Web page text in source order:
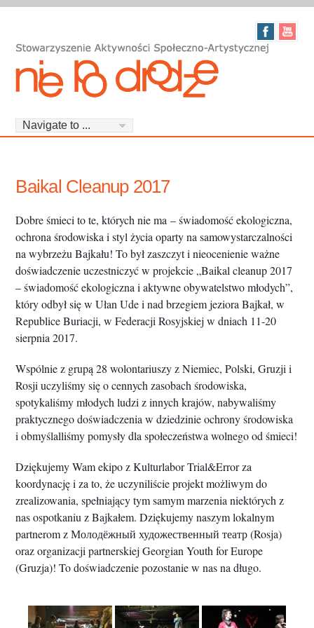
Baikal Cleanup 2017
Dobre śmieci to te, których nie ma – świadomość ekologiczna,
ochrona środowiska i styl życia oparty na samowystarczalności
na wybrzeżu Bajkału! To był zaszczyt i nieocenienie ważne
doświadczenie uczestniczyć w projekcie „Baikal cleanup 2017
– świadomość ekologiczna i aktywne obywatelstwo młodych”,
który odbył się w Ułan Ude i nad brzegiem jeziora Bajkał, w
Republice Buriacji, w Federacji Rosyjskiej w dniach 11-20
sierpnia 2017.
Wspólnie z grupą 28 wolontariuszy z Niemiec, Polski, Gruzji i
Rosji uczyliśmy się o cennych zasobach środowiska,
spotykaliśmy młodych ludzi z innych krajów, nabywaliśmy
praktycznego doświadczenia w dziedzinie ochrony środowiska
i obmyślalliśmy pomysły dla społeczeństwa wolnego od śmieci!
Dziękujemy Wam ekipo z Kulturlabor Trial&Error za
koordynację i za to, że uczyniliście projekt możliwym do
zrealizowania, spełniający tym samym marzenia niektórych z
nas ospotkaniu z Bajkałem. Dziękujemy naszym lokalnym
partnerom z Молодёжный художественный театр (Rosja)
oraz organizacji partnerskiej Georgian Youth for Europe
(Gruzja)! To doświadczenie pozostanie w nas na długo.